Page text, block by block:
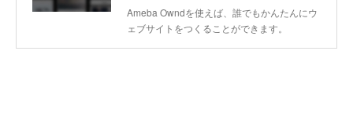
Ameba Owndを使えば、誰でもかんたんにウ
ェブサイトをつくることができます。